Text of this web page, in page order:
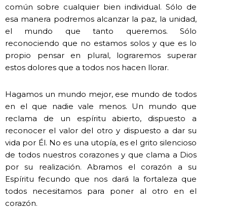
común sobre cualquier bien individual. Sólo de
esa manera podremos alcanzar la paz, la unidad,
el mundo que tanto queremos. Sólo
reconociendo que no estamos solos y que es lo
propio pensar en plural, lograremos superar
estos dolores que a todos nos hacen llorar.
Hagamos un mundo mejor, ese mundo de todos
en el que nadie vale menos. Un mundo que
reclama de un espíritu abierto, dispuesto a
reconocer el valor del otro y dispuesto a dar su
vida por Él. No es una utopía, es el grito silencioso
de todos nuestros corazones y que clama a Dios
por su realización. Abramos el corazón a su
Espíritu fecundo que nos dará la fortaleza que
todos necesitamos para poner al otro en el
corazón.